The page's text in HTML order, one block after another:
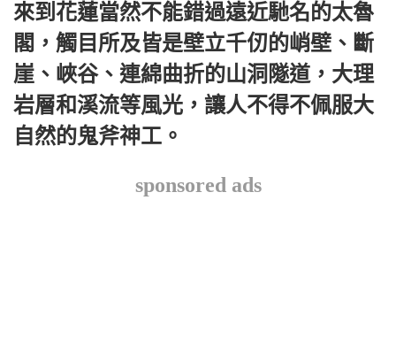
來到花蓮當然不能錯過遠近馳名的太魯
閣，觸目所及皆是壁立千仞的峭壁、斷
崖、峽谷、連綿曲折的山洞隧道，大理
岩層和溪流等風光，讓人不得不佩服大
自然的鬼斧神工。
sponsored ads